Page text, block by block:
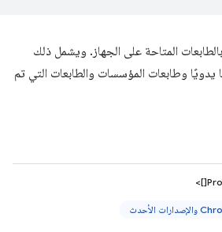
المتاحة على الجهاز. ويشمل ذلك
يدويًا وطابعات المؤسسات والطابعات التي تم
[]>